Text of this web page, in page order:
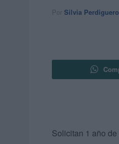
Por Silvia Perdiguero
Solicitan 1 año